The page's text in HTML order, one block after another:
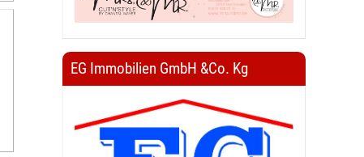
EG Immobilien GmbH &Co. Kg